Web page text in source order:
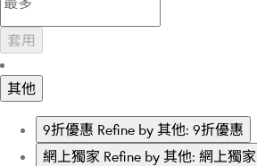
套用
其他
9折優惠 Refine by 其他: 9折優惠
網上獨家 Refine by 其他: 網上獨家